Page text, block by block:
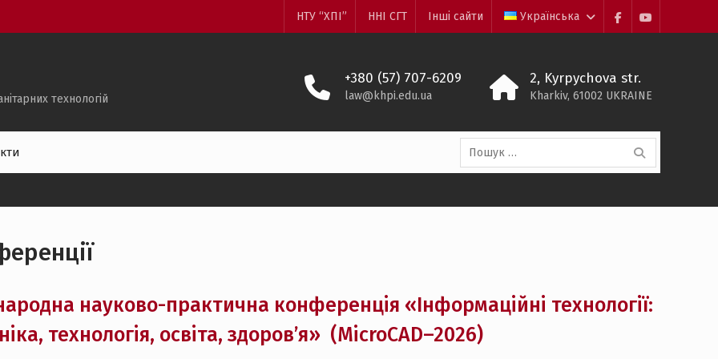
FacebookYoutube
НТУ “ХПІ” ННІ СГТ Інші сайти Українська
технологій
+380 (57) 707-6209
law@khpi.edu.ua
2, Kyrpychova str.
Kharkiv, 61002 UKRAINE
Пошук:
науково-практична конференція «Інформаційні технології:
технологія, освіта, здоров’я» (MicroCAD–2026)